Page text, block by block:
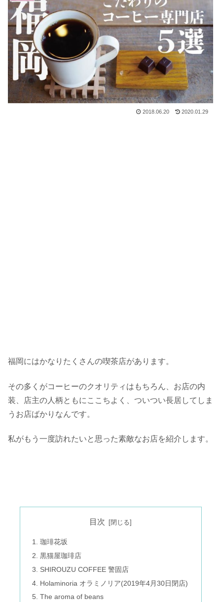
2018.06.20 2020.01.29
福岡にはかなりたくさんの喫茶店があります。
その多くがコーヒーのクオリティはもちろん、お店の内
装、店主の人柄ともにここちよく、ついつい長居してしま
うお店ばかりなんです。
私がもう一度訪れたいと思った素敵なお店を紹介します。
目次
珈琲花坂
黒猫屋珈琲店
SHIROUZU COFFEE 警固店
Holaminoria オラミノリア(2019年4月30日閉店)
The aroma of beans